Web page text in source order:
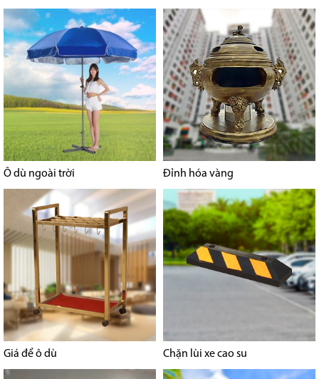
Ô dù ngoài trời Đỉnh hóa vàng
Giá để ô dù Chặn lùi xe cao su